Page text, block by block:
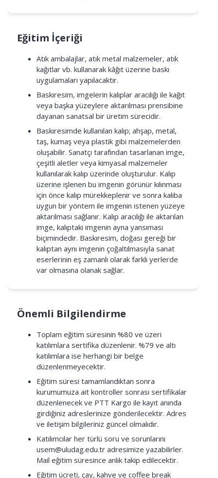
Eğitim İçeriği
Atık ambalajlar, atık metal malzemeler, atık
kağıtlar vb. kullanarak kâğıt üzerine baskı
uygulamaları yapılacaktır.
Baskıresim, imgelerin kalıplar aracılığı ile kağıt
veya başka yüzeylere aktarılması prensibine
dayanan sanatsal bir üretim sürecidir.
Baskıresimde kullanılan kalıp; ahşap, metal,
taş, kumaş veya plastik gibi malzemelerden
oluşabilir. Sanatçı tarafından tasarlanan imge,
çeşitli aletler veya kimyasal malzemeler
kullanılarak kalıp üzerinde oluşturulur. Kalıp
üzerine işlenen bu imgenin görünür kılınması
için önce kalıp mürekkeplenir ve sonra kalıba
uygun bir yöntem ile imgenin istenen yüzeye
aktarılması sağlanır. Kalıp aracılığı ile aktarılan
imge, kalıptaki imgenin ayna yansıması
biçimindedir. Baskıresim, doğası gereği bir
kalıptan aynı imgenin çoğaltılmasıyla sanat
eserlerinin eş zamanlı olarak farklı yerlerde
var olmasına olanak sağlar.
Önemli Bilgilendirme
Toplam eğitim süresinin %80 ve üzeri
katılımlara sertifika düzenlenir. %79 ve altı
katılımlara ise herhangi bir belge
düzenlenmeyecektir.
Eğitim süresi tamamlandıktan sonra
kurumumuza ait kontroller sonrası sertifikalar
düzenlenecek ve PTT Kargo ile kayıt anında
girdiğiniz adreslerinize gönderilecektir. Adres
ve iletişim bilgileriniz güncel olmalıdır.
Katılımcılar her türlü soru ve sorunlarını
usem@uludag.edu.tr adresimize yazabilirler.
Mail eğitim süresince anlık takip edilecektir.
Eğitim ücreti, çay, kahve ve coffee break